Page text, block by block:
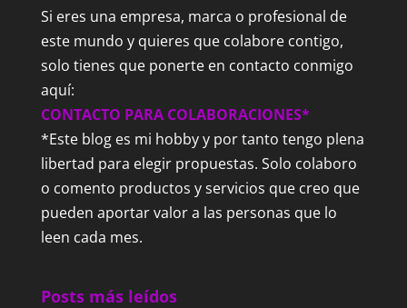
Si eres una empresa, marca o profesional de
este mundo y quieres que colabore contigo,
solo tienes que ponerte en contacto conmigo
aquí:
CONTACTO PARA COLABORACIONES*
*Este blog es mi hobby y por tanto tengo plena
libertad para elegir propuestas. Solo colaboro
o comento productos y servicios que creo que
pueden aportar valor a las personas que lo
leen cada mes.
Posts más leídos